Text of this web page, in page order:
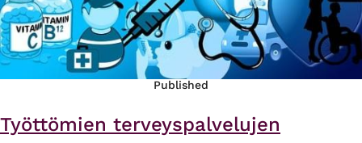
Published
Työttömien terveyspalvelujen